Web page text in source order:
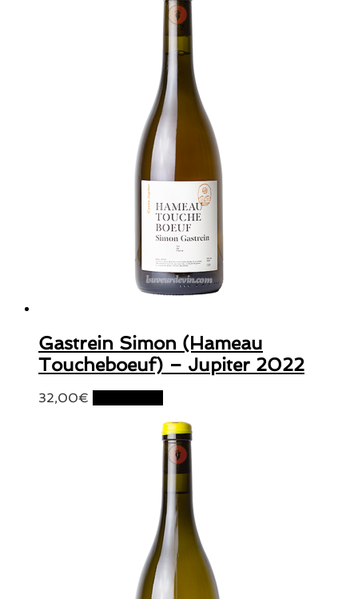
Gastrein Simon (Hameau
Toucheboeuf) – Jupiter 2022
32,00€